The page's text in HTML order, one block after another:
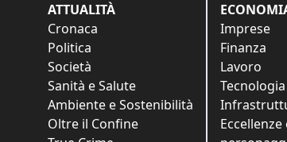
ATTUALITÀ
Cronaca
Politica
Società
Sanità e Salute
Ambiente e Sostenibilità
Oltre il Confine
Imprese
Finanza
Lavoro
Tecnologia
Eccellenze